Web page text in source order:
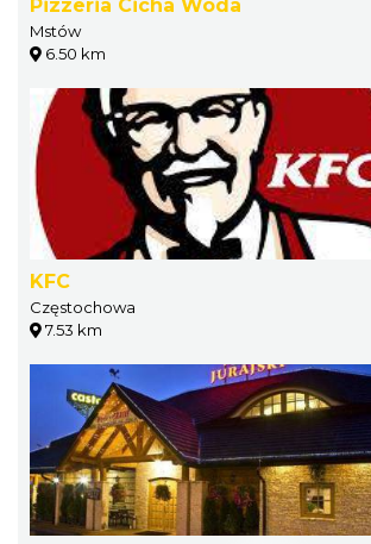
Pizzeria Cicha Woda
Mstów
6.50 km
KFC
Częstochowa
7.53 km